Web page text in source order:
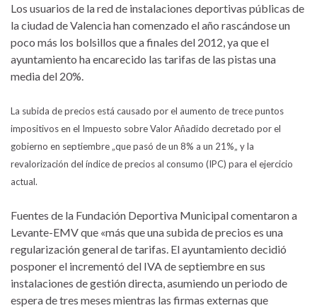
Los usuarios de la red de instalaciones deportivas públicas de
la ciudad de Valencia han comenzado elaño rascándose un
poco más los bolsillos que a finales del 2012, ya queel
ayuntamiento ha encarecido las tarifas de las pistas una
media del 20%
La subida de precios está causado porel aumento de trece puntos
impositivos en el Impuesto sobre Valor Añadido decretado porel
gobierno en septiembre „que pasó de un 8% a un 21%„ y la
revalorización del índice de precios al consumo (IPC) para el ejercicio
actual.
Fuentes de la Fundación Deportiva Municipal comentaron a
Levante-EMV que «más que una subida de precios es una
regularización general de tarifas. Elayuntamiento decidió
posponerel incrementó del IVA de septiembre en sus
instalaciones de gestión directa, asumiendo un periodo de
espera de tres meses mientras las firmas externas que